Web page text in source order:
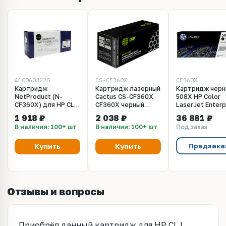
4100603220
Картридж
NetProduct (N-
CF360X) для HP CLJ
M552/M553/MFP
M577, Bk, 12,5K
1 918 ₽
В наличии: 100+ шт
Купить
CS-CF360X
Картридж лазерный
Cactus CS-CF360X
CF360X черный
CLJ M552dn, M553dn,
M553N, M553x
2 038 ₽
В наличии: 100+ шт
Купить
CF360X
Картридж
508X HP Color
LaserJet
M553n, M553x
Ресурс 12К
(CF360X)
36 881 ₽
Под заказ
Отзывы и вопросы